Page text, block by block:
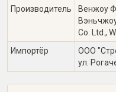
Производитель
Венжоу
Co. Ltd.,
Импортёр
ООО
ул.